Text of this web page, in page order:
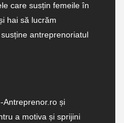
care susțin femeile în
hai să lucrăm
antreprenoriatul
Antreprenor.ro și
a motiva și sprijini